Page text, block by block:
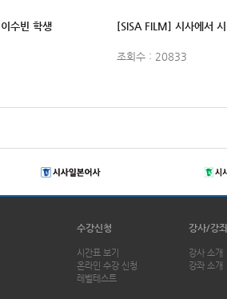
수빈 학생
조회수 : 20833
수강신청
시간표 보기
온라인 수강 신청
레벨테스트
강사/강좌
강사 소개
강좌 소개